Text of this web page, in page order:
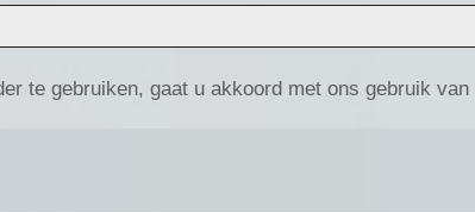
te gebruiken, gaat u akkoord met ons gebruik